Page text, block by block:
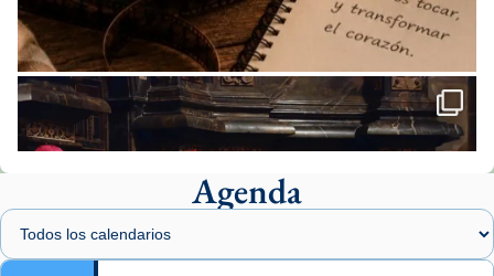
Mons. Sergi Gordo, bisbe de Tortosa, ha
presidit aquest 27 de juliol la missa de Les
Santes de Mataró.
🔗tinyurl.com/cvu5jmbk
📸 J. Merino
Agenda